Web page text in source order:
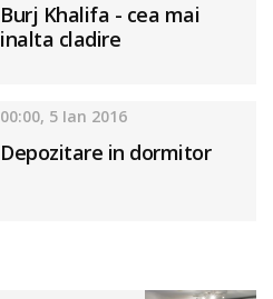
Burj Khalifa - cea mai
inalta cladire
00:00, 5 Ian 2016
Depozitare in dormitor